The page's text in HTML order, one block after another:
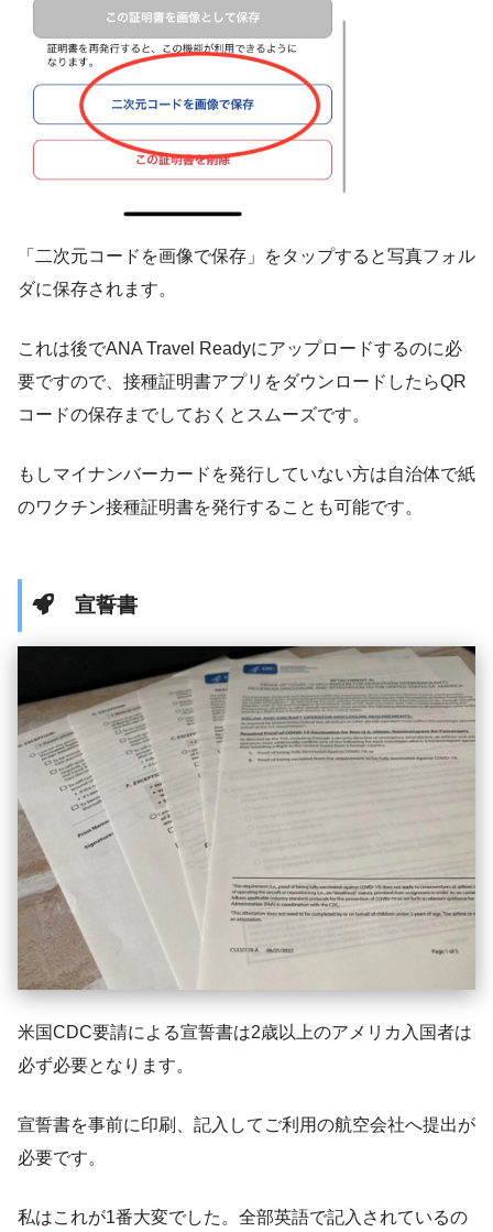
「二次元コードを画像で保存」をタップすると写真フォル
ダに保存されます。
これは後でANA Travel Readyにアップロードするのに必
要ですので、接種証明書アプリをダウンロードしたらQR
コードの保存までしておくとスムーズです。
もしマイナンバーカードを発行していない方は自治体で紙
のワクチン接種証明書を発行することも可能です。
宣誓書
米国CDC要請による宣誓書は2歳以上のアメリカ入国者は
必ず必要となります。
宣誓書を事前に印刷、記入してご利用の航空会社へ提出が
必要です。
私はこれが1番大変でした。全部英語で記入されているの